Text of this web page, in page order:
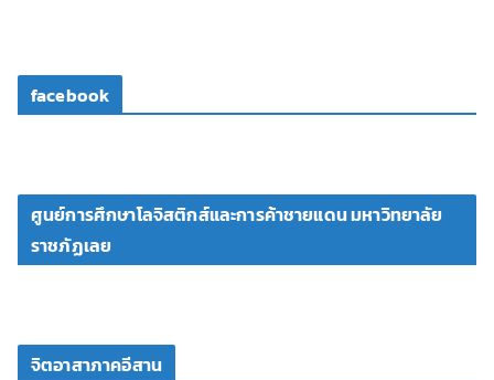
facebook
ศูนย์การศึกษาโลจิสติกส์และการค้าชายแดน มหาวิทยาลัย
ราชภัฏเลย
จิตอาสาภาคอีสาน